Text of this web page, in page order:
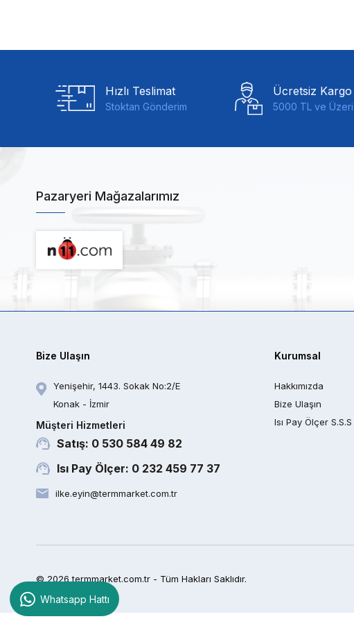
Hızlı Teslimat
Stoktan Gönderim
Ücretsiz Kargo
5000 TL ve Üzeri
Pazaryeri Mağazalarımız
Bize Ulaşın
Yenişehir, 1443. Sokak No:2/E
Konak - İzmir
Müşteri Hizmetleri
Satış: 0 530 584 49 82
Isı Pay Ölçer: 0 232 459 77 37
ilke.eyin@termmarket.com.tr
Kurumsal
Hakkımızda
Bize Ulaşın
Isı Pay Ölçer S.S.S
© 2026 termmarket.com.tr - Tüm Hakları Saklıdır.
Whatsapp Hattı